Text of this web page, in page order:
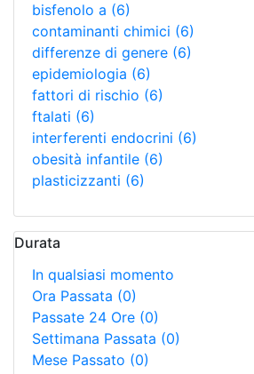
bisfenolo a (6)
contaminanti chimici (6)
differenze di genere (6)
epidemiologia (6)
fattori di rischio (6)
ftalati (6)
interferenti endocrini (6)
obesità infantile (6)
plasticizzanti (6)
Durata
In qualsiasi momento
Ora Passata (0)
Passate 24 Ore (0)
Settimana Passata (0)
Mese Passato (0)